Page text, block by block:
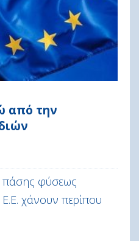
από την
πάσης φύσεως
χάνουν περίπου